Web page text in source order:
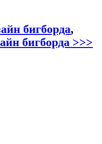
бигборда,
бигборда >>>